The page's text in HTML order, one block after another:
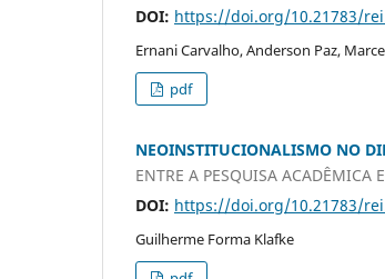
DOI: https://doi.org/10.21783/
Ernani Carvalho, Anderson Paz,
pdf
NEOINSTITUCIONALISMO NO
ENTRE A PESQUISA ACADÊMICA
DOI: https://doi.org/10.21783/
Guilherme Forma Klafke